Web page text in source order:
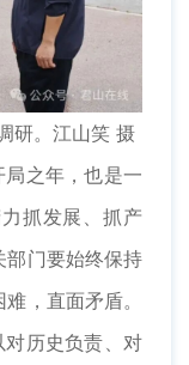
研。江山笑 摄
之年，也是一
抓发展、抓产
部门要始终保持
，直面矛盾。
对历史负责、对